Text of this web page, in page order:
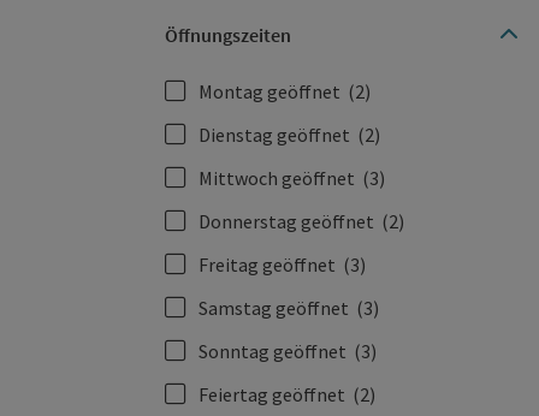
Öffnungszeiten
Montag geöffnet (2)
Dienstag geöffnet (2)
Mittwoch geöffnet (3)
Donnerstag geöffnet (2)
Freitag geöffnet (3)
Samstag geöffnet (3)
Sonntag geöffnet (3)
Feiertag geöffnet (2)